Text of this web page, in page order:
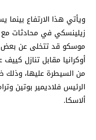
ويأتي هذا الارتفاع بينما
زيلينسكي في محادثات
موسكو قد تتخلى عن بعض
أوكرانيا مقابل تنازل
من السيطرة عليها،
الرئيس فلاديمير بوتين
ألاسكا.